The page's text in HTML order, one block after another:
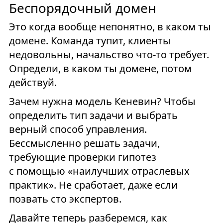
Беспорядочный домен
Это когда вообще непонятно, в каком ты
домене. Команда тупит, клиенты
недовольны, начальство что-то требует.
Определи, в каком ты домене, потом
действуй.
Зачем нужна модель Кеневин? Чтобы
определить тип задачи и выбрать
верный способ управления.
Бессмысленно решать задачи,
требующие проверки гипотез
с помощью «наилучших отраслевых
практик». Не сработает, даже если
позвать сто экспертов.
Давайте теперь разберемся, как